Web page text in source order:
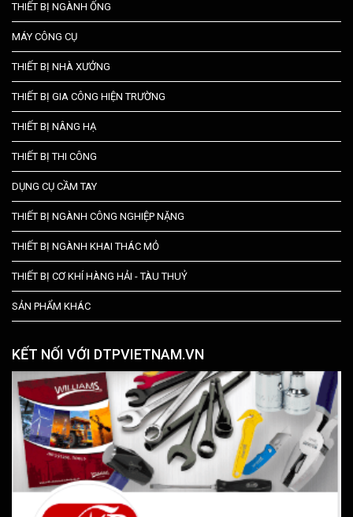
THIẾT BỊ NGÀNH ỐNG
MÁY CÔNG CỤ
THIẾT BỊ NHÀ XƯỞNG
THIẾT BỊ GIA CÔNG HIỆN TRƯỜNG
THIẾT BỊ NÂNG HẠ
THIẾT BỊ THI CÔNG
DỤNG CỤ CẦM TAY
THIẾT BỊ NGÀNH CÔNG NGHIỆP NẶNG
THIẾT BỊ NGÀNH KHAI THÁC MỎ
THIẾT BỊ CƠ KHÍ HÀNG HẢI - TÀU THUỶ
SẢN PHẨM KHÁC
KẾT NỐI VỚI DTPVIETNAM.VN